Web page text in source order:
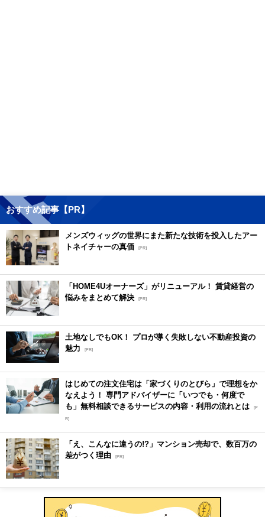
おすすめ記事【PR】
メンズウィッグの世界にまた新たな技術を投入したアー
トネイチャーの真価
[PR]
「HOME4Uオーナーズ」がリニューアル！ 賃貸経営の
悩みをまとめて解決 [PR]
土地なしでもOK！ プロが導く失敗しない不動産投資の
魅力
[PR]
はじめての注文住宅は「家づくりのとびら」で理想をか
なえよう！ 専門アドバイザーに「いつでも・何度で
も」無料相談できるサービスの内容・利用の流れとは [P
R]
「え、こんなに違うの!?」マンション売却で、数百万の
差がつく理由 [PR]